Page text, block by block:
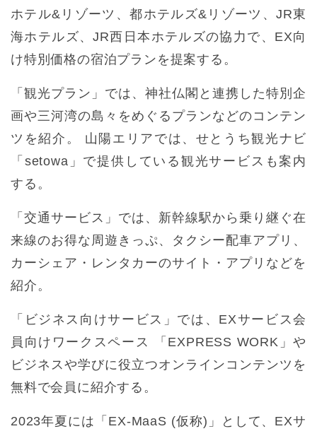
ホテル&リゾーツ、都ホテルズ&リゾーツ、JR東
海ホテルズ、JR西日本ホテルズの協力で、EX向
け特別価格の宿泊プランを提案する。
「観光プラン」では、神社仏閣と連携した特別企
画や三河湾の島々をめぐるプランなどのコンテン
ツを紹介。 山陽エリアでは、せとうち観光ナビ
「setowa」で提供している観光サービスも案内
する。
「交通サービス」では、新幹線駅から乗り継ぐ在
来線のお得な周遊きっぷ、タクシー配車アプリ、
カーシェア・レンタカーのサイト・アプリなどを
紹介。
「ビジネス向けサービス」では、EXサービス会
員向けワークスペース 「EXPRESS WORK」や
ビジネスや学びに役立つオンラインコンテンツを
無料で会員に紹介する。
2023年夏には「EX-MaaS (仮称)」として、EXサ